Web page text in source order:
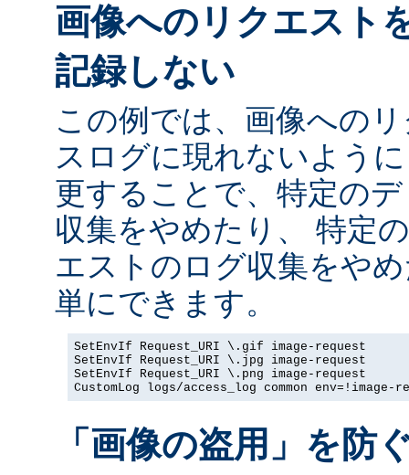
画像へのリクエスト
記録しない
この例では、画像への
スログに現れないよう
更することで、特定の
収集をやめたり、 特定
エストのログ収集をや
単にできます。
SetEnvIf Request_URI \.gif image-request
SetEnvIf Request_URI \.jpg image-request
SetEnvIf Request_URI \.png image-request
CustomLog logs/access_log common env=!image-
「画像の盗用」を防